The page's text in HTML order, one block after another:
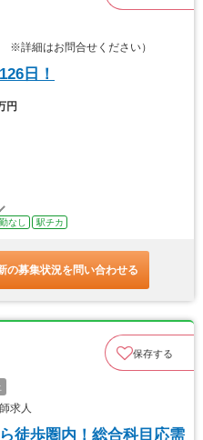
※詳細はお問合せください）
日！
円
なし 駅チカ
の募集状況を問い合わせる
保存する
求人
徒歩圏内！総合科目応需